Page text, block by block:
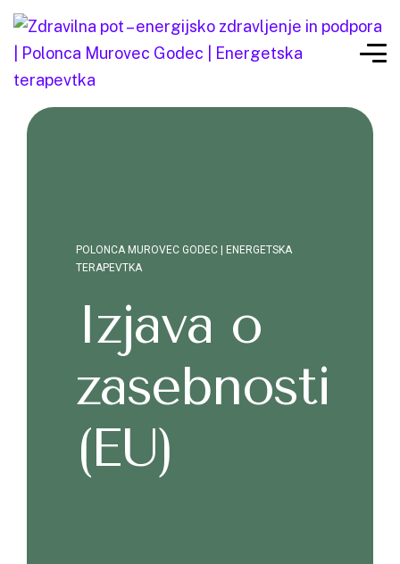
POLONCA MUROVEC GODEC | ENERGETSKA
TERAPEVTKA
Izjava o
zasebnosti
(EU)